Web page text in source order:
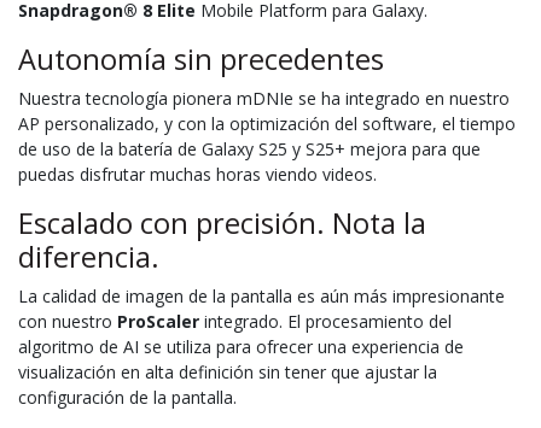
Snapdragon® 8 Elite Mobile Platform para Galaxy.
Autonomía sin precedentes
Nuestra tecnología pionera mDNIe se ha integrado en nuestro
AP personalizado, y con la optimización del software, el tiempo
de uso de la batería de Galaxy S25 y S25+ mejora para que
puedas disfrutar muchas horas viendo videos.
Escalado con precisión. Nota la
diferencia.
La calidad de imagen de la pantalla es aún más impresionante
con nuestro ProScaler integrado. El procesamiento del
algoritmo de AI se utiliza para ofrecer una experiencia de
visualización en alta definición sin tener que ajustar la
configuración de la pantalla.